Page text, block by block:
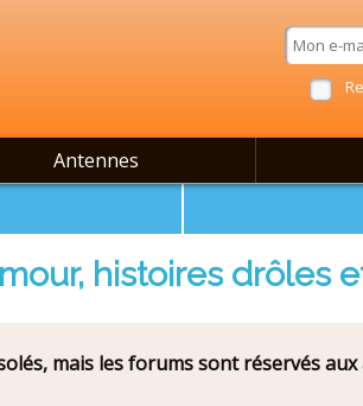
Antennes
histoires drôles
mais les forums sont réservés aux